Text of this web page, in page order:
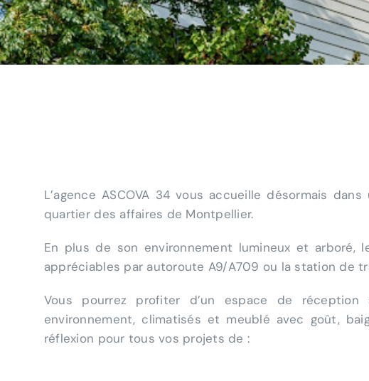
L’agence ASCOVA 34 vous accueille désormais
quartier des affaires de Montpellier.
En plus de son environnement lumineux et arboré,
appréciables par autoroute A9/A709 ou la station de
Vous pourrez profiter d’un espace de
environnement, climatisés et meublé avec goût,
réflexion pour tous vos projets de :